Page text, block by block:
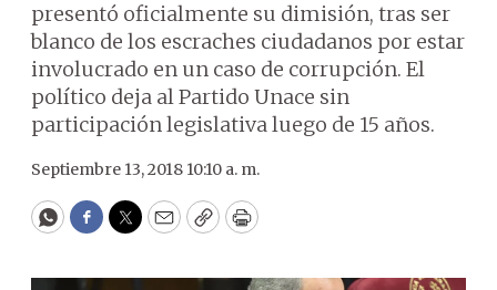
presentó oficialmente su dimisión, tras ser
blanco de los escraches ciudadanos por estar
involucrado en un caso de corrupción. El
político deja al Partido Unace sin
participación legislativa luego de 15 años.
Septiembre 13, 2018 10:10 a. m.
WhatsApp
Facebook
Twitter
EmailCopyPrint